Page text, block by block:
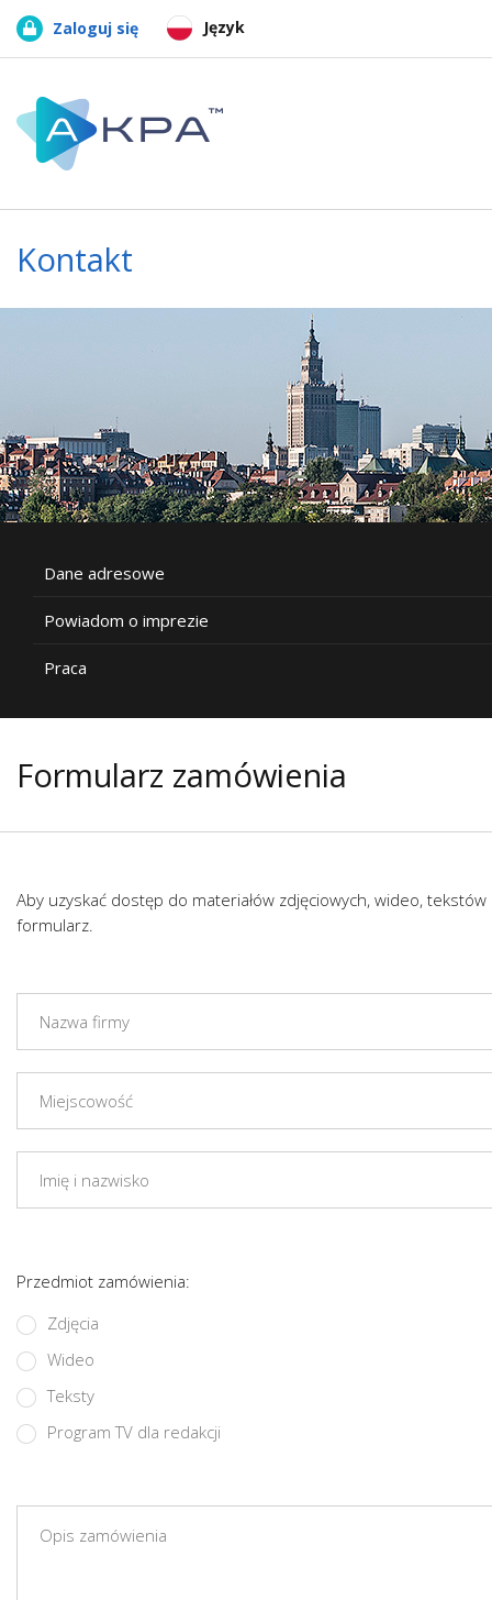
Język
Zaloguj się
Kontakt
Dane adresowe
Powiadom o imprezie
Praca
Formularz zamówienia
Aby uzyskać dostęp do materiałów zdjęciowych, wideo,
formularz.
Przedmiot zamówienia:
Zdjęcia
Wideo
Teksty
Program TV dla redakcji